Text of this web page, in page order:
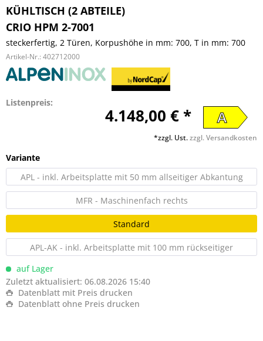
KÜHLTISCH (2 ABTEILE)
CRIO HPM 2-7001
steckerfertig, 2 Türen, Korpushöhe in mm: 700, T in mm: 700
Artikel-Nr.: 402712000
Listenpreis:
4.148,00 € * A
*zzgl. Ust.zzgl. Versandkosten
Variante
APL - inkl. Arbeitsplatte mit 50 mm allseitiger Abkantung
MFR - Maschinenfach rechts
Standard
APL-AK - inkl. Arbeitsplatte mit 100 mm rückseitiger
Aufkantung
auf Lager
Zuletzt aktualisiert: 06.08.2026 15:40
Datenblatt mit Preis drucken
Datenblatt ohne Preis drucken